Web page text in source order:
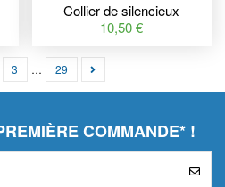
Collier de silencieux
TECNIGAS E-NOX
10,50 €
3 … 29
COMMANDE* !